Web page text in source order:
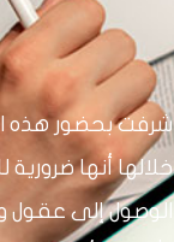
شرفت بحضور هذه
خلالها أنها
الوصول إلى عقول